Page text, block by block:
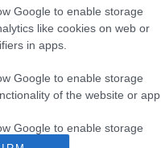
Google to enable storage
like cookies on web or
in apps.
Google to enable storage
of the website or app.
Google to enable storage
μια
ΕΚΤ